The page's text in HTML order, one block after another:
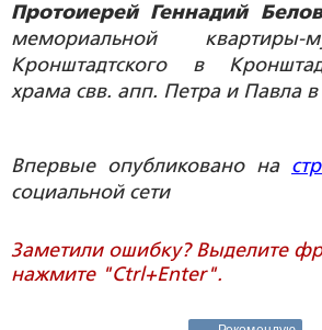
Протоиерей Геннадий
мемориальной
Кронштадтского в
храма свв. апп. Петра и Павла
Впервые опубликовано на
социальной сети
Заметили ошибку? Выделите
нажмите "Ctrl+Enter".